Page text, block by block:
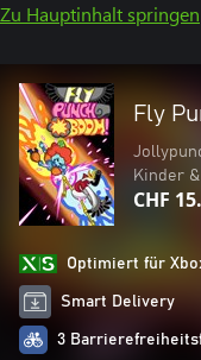
Zu Hauptinhalt springen
Fly
Kinder
CHF
Optimiert für
Smart Delivery
3